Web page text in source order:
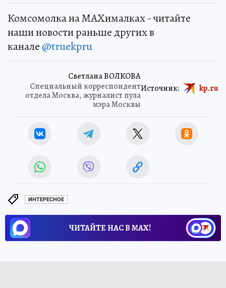
Комсомолка на MAXималках - читайте
наши новости раньше других в
канале @truekpru
Светлана ВОЛКОВА
Специальный корреспондент
отдела Москва, журналист пула
мэра Москвы
Источник: kp.ru
ИНТЕРЕСНОЕ
ЧИТАЙТЕ НАС В МАХ!